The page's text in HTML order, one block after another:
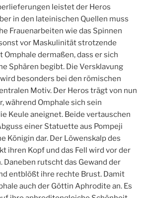
leistet der Heros
in den lateinischen Quellen muss
Frauenarbeiten wie das Spinnen
vor Maskulinität strotzende
Omphale dermaßen, dass er sich
Sphären begibt. Die Versklavung
besonders bei den römischen
Motiv. Der Heros trägt von nun
während Omphale sich sein
Keule aneignet. Beide vertauschen
einer Statuette aus Pompeji
Königin dar. Der Löwenskalp des
ihren Kopf und das Fell wird vor der
Daneben rutscht das Gewand der
entblößt ihre rechte Brust. Damit
auch der Göttin Aphrodite an. Es